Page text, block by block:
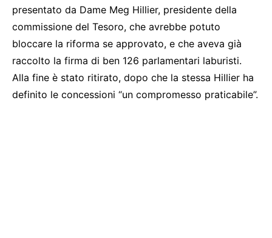
presentato da Dame Meg Hillier, presidente della
commissione del Tesoro, che avrebbe potuto
bloccare la riforma se approvato, e che aveva già
raccolto la firma di ben 126 parlamentari laburisti.
Alla fine è stato ritirato, dopo che la stessa Hillier ha
definito le concessioni “un compromesso praticabile”.